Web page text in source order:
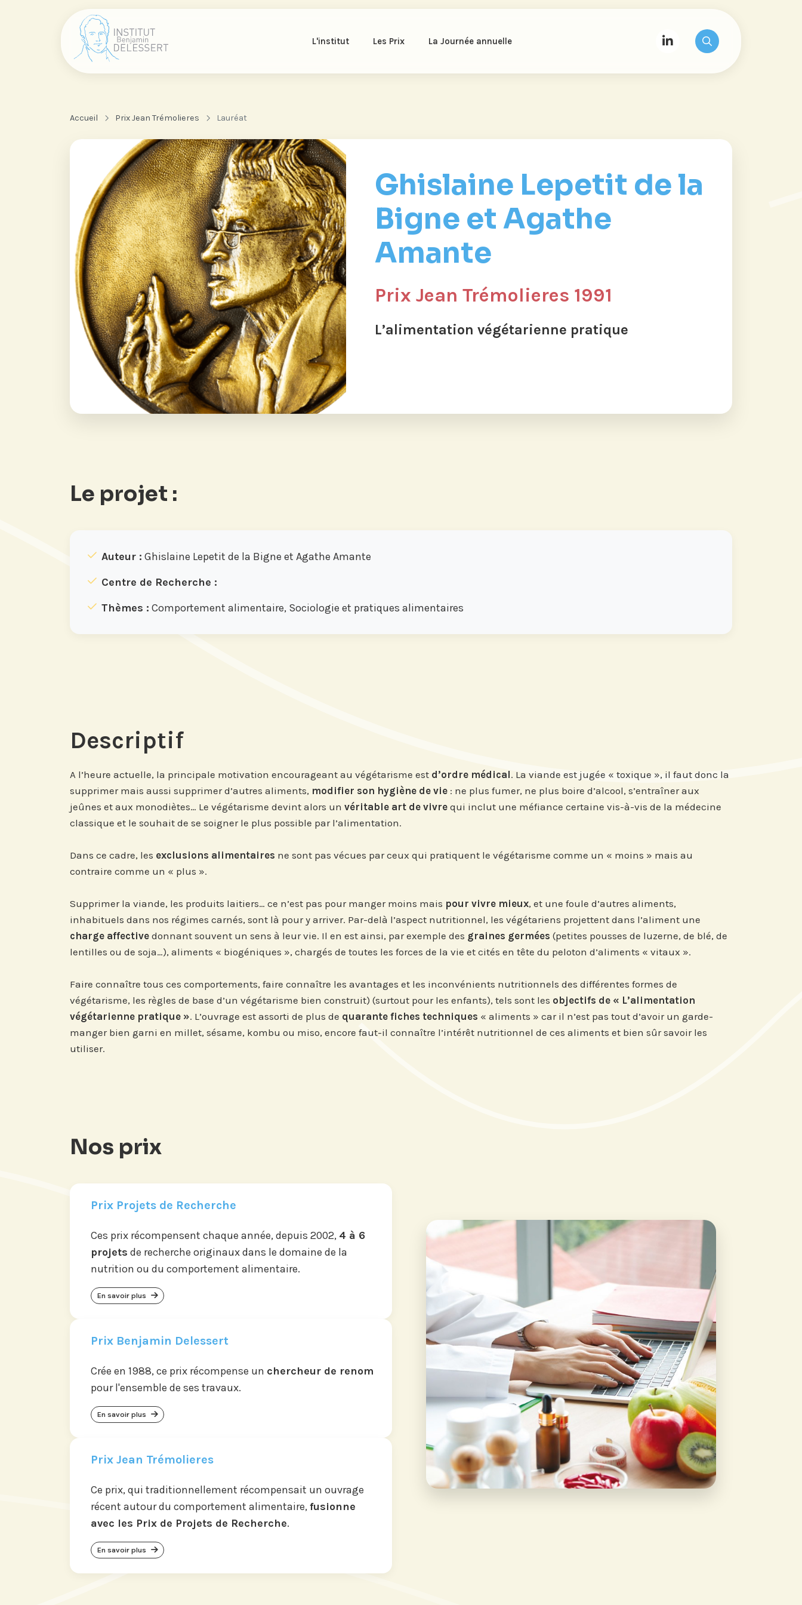
L'institut Les Prix La Journée annuelle
Accueil Prix Jean Trémolieres Lauréat
Ghislaine Lepetit de la
Bigne et Agathe
Amante
Prix Jean Trémolieres 1991
L’alimentation végétarienne pratique
Le projet :
Auteur : Ghislaine Lepetit de la Bigne et Agathe Amante
Centre de Recherche :
Thèmes : Comportement alimentaire, Sociologie et pratiques alimentaires
Descriptif
A l’heure actuelle, la principale motivation encourageant au végétarisme est d’ordre médical. La viande est jugée « toxique », il faut donc la
supprimer mais aussi supprimer d’autres aliments, modifier son hygiène de vie : ne plus fumer, ne plus boire d’alcool, s’entraîner aux
jeûnes et aux monodiètes… Le végétarisme devint alors un véritable art de vivre qui inclut une méfiance certaine vis-à-vis de la médecine
classique et le souhait de se soigner le plus possible par l’alimentation.
Dans ce cadre, les exclusions alimentaires ne sont pas vécues par ceux qui pratiquent le végétarisme comme un « moins » mais au
contraire comme un « plus ».
Supprimer la viande, les produits laitiers… ce n’est pas pour manger moins mais pour vivre mieux, et une foule d’autres aliments,
inhabituels dans nos régimes carnés, sont là pour y arriver. Par-delà l’aspect nutritionnel, les végétariens projettent dans l’aliment une
charge affective donnant souvent un sens à leur vie. Il en est ainsi, par exemple des graines germées (petites pousses de luzerne, de blé, de
lentilles ou de soja…), aliments « biogéniques », chargés de toutes les forces de la vie et cités en tête du peloton d’aliments « vitaux ».
Faire connaître tous ces comportements, faire connaître les avantages et les inconvénients nutritionnels des différentes formes de
végétarisme, les règles de base d’un végétarisme bien construit) (surtout pour les enfants), tels sont les objectifs de « L’alimentation
végétarienne pratique ». L’ouvrage est assorti de plus de quarante fiches techniques « aliments » car il n’est pas tout d’avoir un garde-
manger bien garni en millet, sésame, kombu ou miso, encore faut-il connaître l’intérêt nutritionnel de ces aliments et bien sûr savoir les
utiliser.
Nos prix
Prix Projets de Recherche
Ces prix récompensent chaque année, depuis 2002, 4 à 6
projets de recherche originaux dans le domaine de la
nutrition ou du comportement alimentaire.
En savoir plus
Prix Benjamin Delessert
Crée en 1988, ce prix récompense un chercheur de renom
pour l'ensemble de ses travaux.
En savoir plus
Prix Jean Trémolieres
Ce prix, qui traditionnellement récompensait un ouvrage
récent autour du comportement alimentaire,fusionne
avec les Prix de Projets de Recherche.
En savoir plus
compte LinkedIn pour suivre
nos actualités, événements
LinkedIn
recevez nos newsletters en fonction de vos
Journée annuelle Prix Projets de Recherche